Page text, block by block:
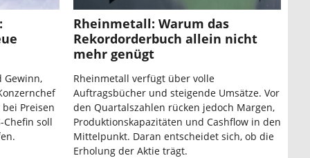
Gewinn,
Preisen
Chefin soll
Rheinmetall: Warum das
Rekordorderbuch allein nicht
mehr genügt
Rheinmetall verfügt über volle
Auftragsbücher und steigende Umsätze. Vor
den Quartalszahlen rücken jedoch Margen,
Produktionskapazitäten und Cashflow in den
Mittelpunkt. Daran entscheidet sich, ob die
Erholung der Aktie trägt.